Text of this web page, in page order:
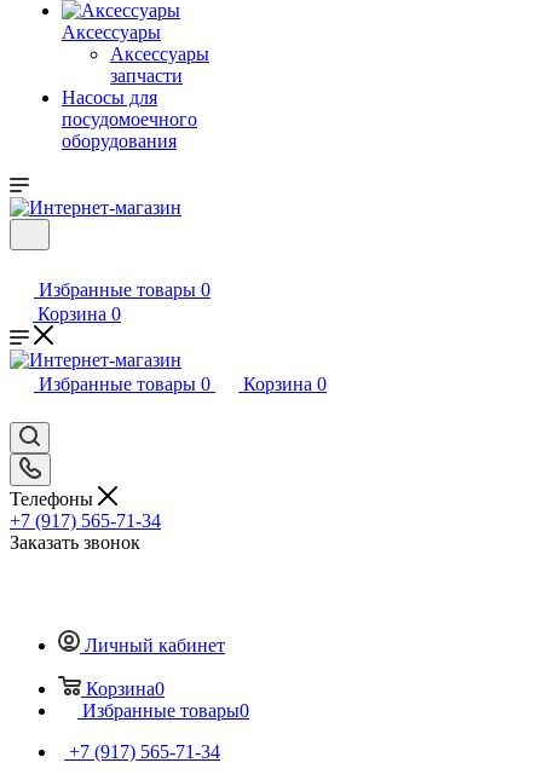
Аксессуары
Аксессуары
запчасти
Насосы для
посудомоечного
оборудования
Избранные товары 0
Корзина 0
Избранные товары 0 Корзина 0
Телефоны
+7 (917) 565-71-34
Заказать звонок
Личный кабинет
Корзина0
Избранные товары0
+7 (917) 565-71-34